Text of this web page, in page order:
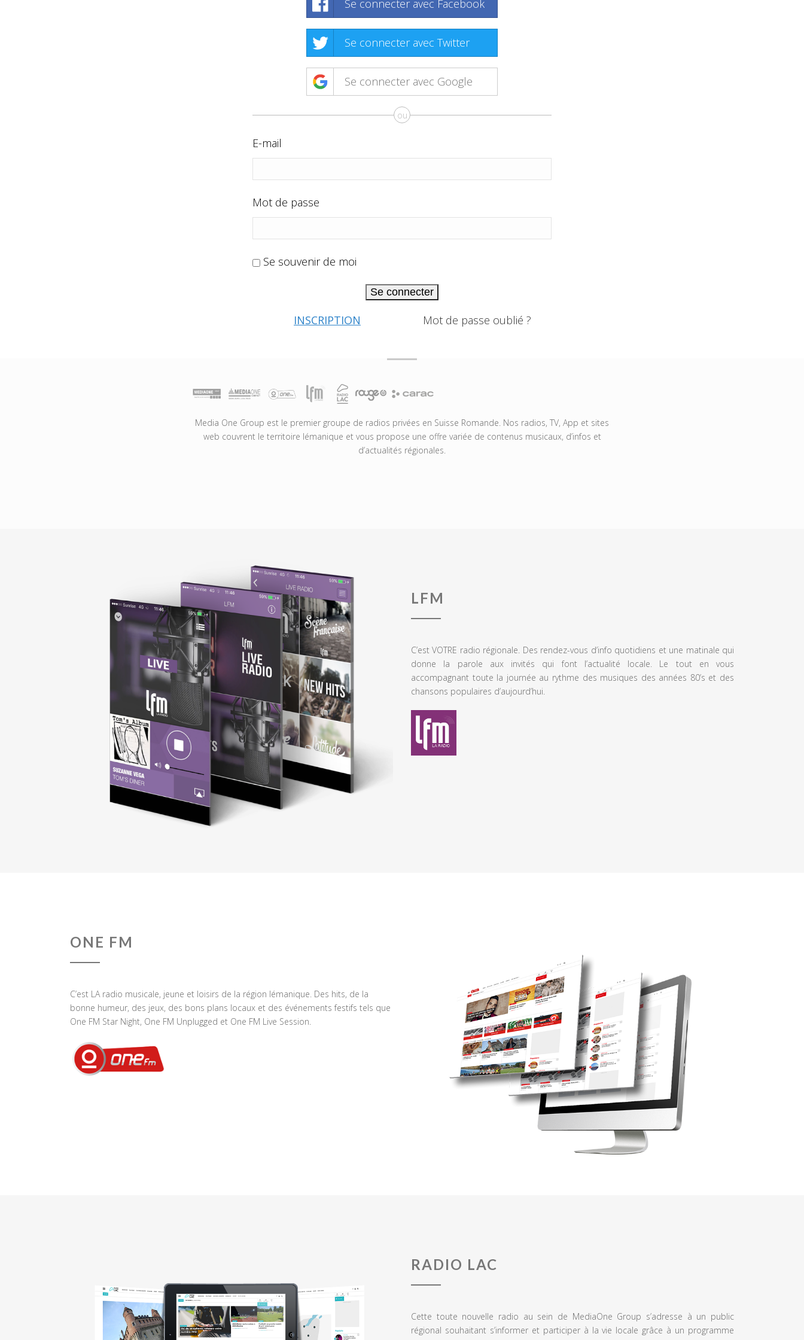
Se connecter avec Facebook
Se connecter avec Twitter
Se connecter avec Google
ou
E-mail
Mot de passe
Se souvenir de moi
Se connecter
INSCRIPTION Mot de passe oublié ?
Media One Group est le premier groupe de radios privées en Suisse Romande. Nos radios, TV, App et sites
web couvrent le territoire lémanique et vous propose une offre variée de contenus musicaux, d’infos et
d’actualités régionales.
LFM
C’est VOTRE radio régionale. Des rendez-vous d’info quotidiens et une matinale qui
donne la parole aux invités qui font l’actualité locale. Le tout en vous
accompagnant toute la journée au rythme des musiques des années 80’s et des
chansons populaires d’aujourd’hui.
ONE FM
C’est LA radio musicale, jeune et loisirs de la région lémanique. Des hits, de la
bonne humeur, des jeux, des bons plans locaux et des événements festifs tels que
One FM Star Night, One FM Unplugged et One FM Live Session.
RADIO LAC
Cette toute nouvelle radio au sein de MediaOne Group s’adresse à un public
régional souhaitant s’informer et participer à la vie locale grâce à un programme